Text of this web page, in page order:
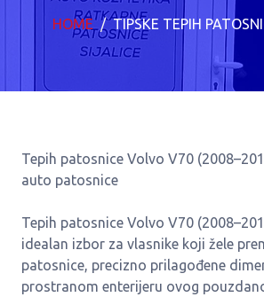
HOME TIPSKE TEPIH
Tepih patosnice Volvo V70
auto patosnice
Tepih patosnice Volvo V70
idealan izbor za vlasnike koji žele
patosnice, precizno prilagođene
prostranom enterijeru ovog